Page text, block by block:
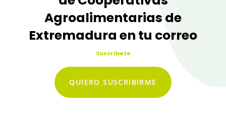
Agroalimentarias de
Extremadura en tu correo
Suscríbete
QUIERO SUSCRIBIRME